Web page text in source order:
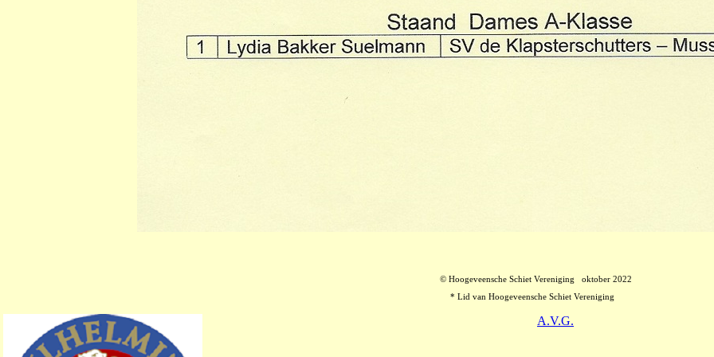
© Hoogeveensche Schiet Vereniging oktober 2022
* Lid van Hoogeveensche Schiet Vereniging
A.V.G.